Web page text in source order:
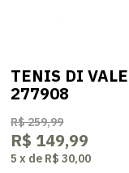
TENIS DI
277908
R$ 259,99
R$ 149,99
5 x de R$ 30,00